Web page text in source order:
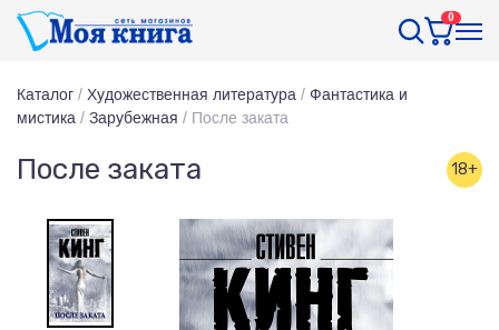
0
Каталог / Художественная литература / Фантастика и
мистика / Зарубежная / После заката
После заката 18+